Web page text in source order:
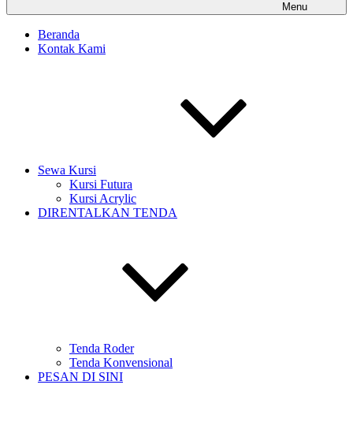
Menu
Beranda
Kontak Kami
Sewa Kursi
Kursi Futura
Kursi Acrylic
DIRENTALKAN TENDA
Tenda Roder
Tenda Konvensional
PESAN DI SINI